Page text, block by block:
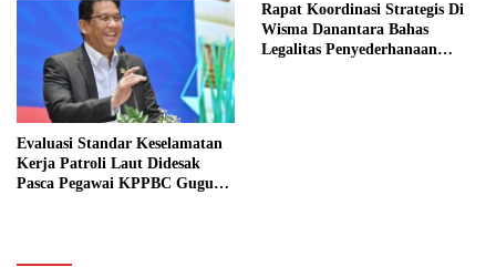
Evaluasi Standar Keselamatan
Kerja Patroli Laut Didesak
Pasca Pegawai KPPBC Gugur
Rapat Koordinasi Strategis Di
Wisma Danantara Bahas
Legalitas Penyederhanaan